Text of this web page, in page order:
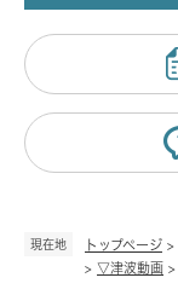
現在地 トップページ >
> ▽津波動画 >